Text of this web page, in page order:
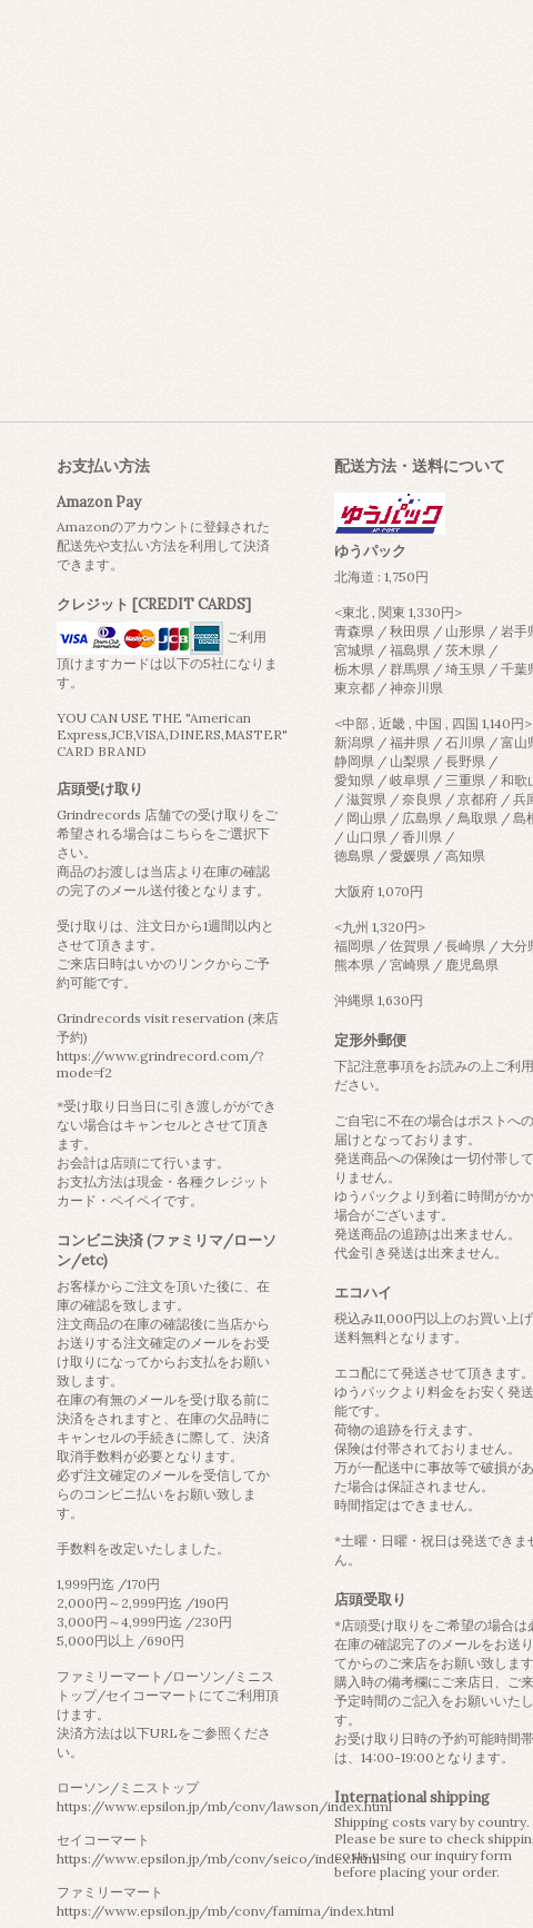
お支払い方法
Amazon Pay
Amazonのアカウントに登録された
配送先や支払い方法を利用して決済
できます。
クレジット [CREDIT CARDS]
ご利用
頂けますカードは以下の5社になりま
す。
YOU CAN USE THE "American
Express,JCB,VISA,DINERS,MASTER"
CARD BRAND
店頭受け取り
Grindrecords 店舗での受け取りをご
希望される場合はこちらをご選択下
さい。
商品のお渡しは当店より在庫の確認
の完了のメール送付後となります。
受け取りは、注文日から1週間以内と
させて頂きます。
ご来店日時はいかのリンクからご予
約可能です。
Grindrecords visit reservation (来店
予約)
https://www.grindrecord.com/?
mode=f2
*受け取り日当日に引き渡しがができ
ない場合はキャンセルとさせて頂き
ます。
お会計は店頭にて行います。
お支払方法は現金・各種クレジット
カード・ペイペイです。
コンビニ決済 (ファミリマ/ローソ
ン/etc)
お客様からご注文を頂いた後に、在
庫の確認を致します。
注文商品の在庫の確認後に当店から
お送りする注文確定のメールをお受
け取りになってからお支払をお願い
致します。
在庫の有無のメールを受け取る前に
決済をされますと、在庫の欠品時に
キャンセルの手続きに際して、決済
取消手数料が必要となります。
必ず注文確定のメールを受信してか
らのコンビニ払いをお願い致しま
す。
手数料を改定いたしました。
1,999円迄 /170円
2,000円～2,999円迄 /190円
3,000円～4,999円迄 /230円
5,000円以上 /690円
ファミリーマート/ローソン/ミニス
トップ/セイコーマートにてご利用頂
けます。
決済方法は以下URLをご参照くださ
い。
ローソン/ミニストップ
https://www.epsilon.jp/mb/conv/lawson/index.html
セイコーマート
https://www.epsilon.jp/mb/conv/seico/index.html
ファミリーマート
https://www.epsilon.jp/mb/conv/famima/index.html
配送方法・送料について
ゆうパック
北海道 : 1,750円
<東北 , 関東 1,330円>
青森県 / 秋田県 / 山形県 / 岩
宮城県 / 福島県 / 茨木県 /
栃木県 / 群馬県 / 埼玉県 / 千
東京都 / 神奈川県
<中部 , 近畿 , 中国 , 四国 1,140円>
新潟県 / 福井県 / 石川県 / 富
静岡県 / 山梨県 / 長野県 /
愛知県 / 岐阜県 / 三重県 / 和歌
/ 滋賀県 / 奈良県 / 京都府 / 兵
/ 岡山県 / 広島県 / 鳥取県 / 島
/ 山口県 / 香川県 /
徳島県 / 愛媛県 / 高知県
大阪府 1,070円
<九州 1,320円>
福岡県 / 佐賀県 / 長崎県 / 大
熊本県 / 宮崎県 / 鹿児島県
沖縄県 1,630円
定形外郵便
下記注意事項をお読みの上ご利
ださい。
ご自宅に不在の場合はポストへ
届けとなっております。
発送商品への保険は一切付帯し
りません。
ゆうパックより到着に時間がか
場合がございます。
発送商品の追跡は出来ません。
代金引き発送は出来ません。
エコハイ
税込み11,000円以上のお買い上
送料無料となります。
エコ配にて発送させて頂きます。
ゆうパックより料金をお安く発
能です。
荷物の追跡を行えます。
保険は付帯されておりません。
万が一配送中に事故等で破損が
た場合は保証されません。
時間指定はできません。
*土曜・日曜・祝日は発送できま
ん。
店頭受取り
*店頭受け取りをご希望の場合は
在庫の確認完了のメールをお送
てからのご来店をお願い致しま
購入時の備考欄にご来店日、ご
予定時間のご記入をお願いいた
す。
お受け取り日時の予約可能時間帯
は、14:00-19:00となります。
International shipping
Shipping costs vary by country.
Please be sure to check
costs using our inquiry form
before placing your order.